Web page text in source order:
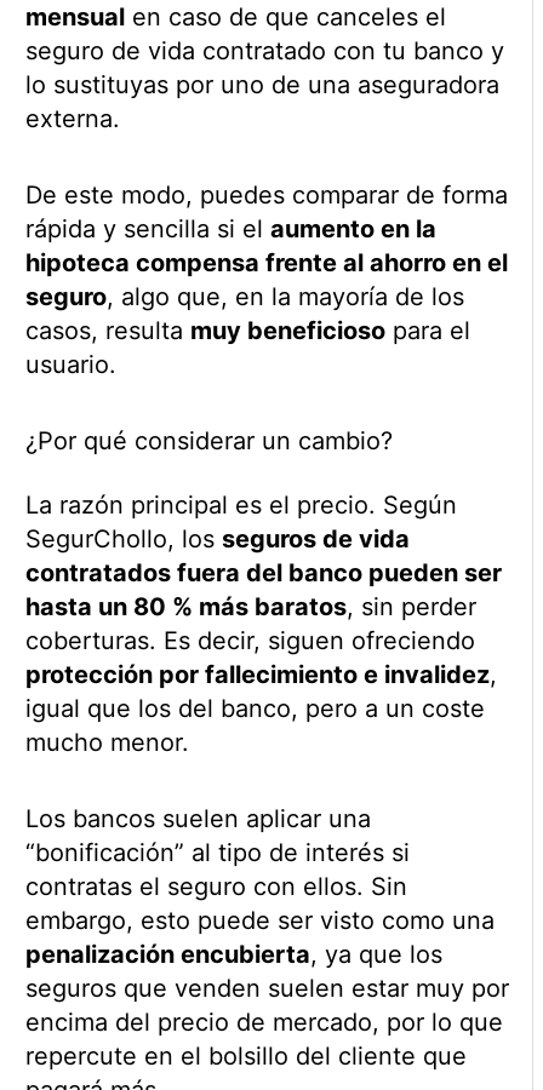
mensualen caso de que canceles el
seguro de vida contratado con tu banco y
lo sustituyas por uno de una aseguradora
externa.
De este modo, puedes comparar de forma
rápida y sencilla si el aumento en la
hipoteca compensa frente al ahorro en el
seguro, algo que, en la mayoría de los
casos, resulta muy beneficiosopara el
usuario.
¿Por qué considerar un cambio?
La razón principal es el precio. Según
SegurChollo, los seguros de vida
contratados fuera del banco pueden ser
hasta un 80 % más baratos, sin perder
coberturas. Es decir, siguen ofreciendo
protección por fallecimiento e invalidez,
igual que los del banco, pero a un coste
mucho menor.
Los bancos suelen aplicar una
“bonificación” al tipo de interés si
contratas el seguro con ellos. Sin
embargo, esto puede ser visto como una
penalización encubierta, ya que los
seguros que venden suelen estar muy por
encima del precio de mercado, por lo que
repercute en el bolsillo del cliente que